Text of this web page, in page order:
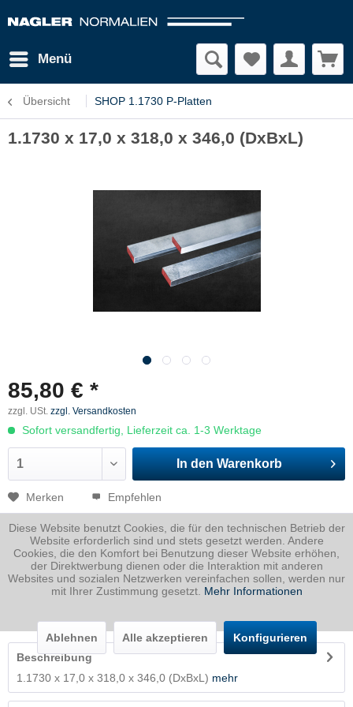
Menü
Übersicht SHOP 1.1730 P-Platten
1.1730 x 17,0 x 318,0 x 346,0 (DxBxL)
85,80 € *
zzgl. USt. zzgl. Versandkosten
Sofort versandfertig, Lieferzeit ca. 1-3 Werktage
In den Warenkorb
Merken Empfehlen
Artikel-Nr.: 1730017031800346P
Dicke
17 mm
Breite
318 mm
346 mm
Gewicht 14.68Kg
Beschreibung
1.1730 x 17,0 x 318,0 x 346,0 (DxBxL) mehr
Diese Website benutzt Cookies, die für den technischen Betrieb der
Website erforderlich sind und stets gesetzt werden. Andere
Cookies, die den Komfort bei Benutzung dieser Website erhöhen,
der Direktwerbung dienen oder die Interaktion mit anderen
Websites und sozialen Netzwerken vereinfachen sollen, werden nur
mit Ihrer Zustimmung gesetzt. Mehr Informationen
Ablehnen Alle akzeptieren Konfigurieren